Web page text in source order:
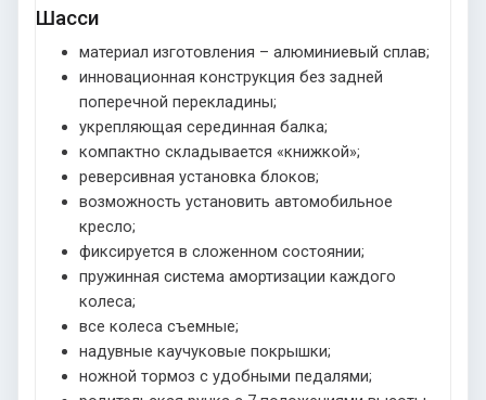
Шасси
материал изготовления – алюминиевый сплав;
инновационная конструкция без задней
поперечной перекладины;
укрепляющая серединная балка;
компактно складывается «книжкой»;
реверсивная установка блоков;
возможность установить автомобильное
кресло;
фиксируется в сложенном состоянии;
пружинная система амортизации каждого
колеса;
все колеса съемные;
надувные каучуковые покрышки;
ножной тормоз с удобными педалями;